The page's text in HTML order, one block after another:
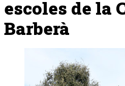
escoles de la
Barberà